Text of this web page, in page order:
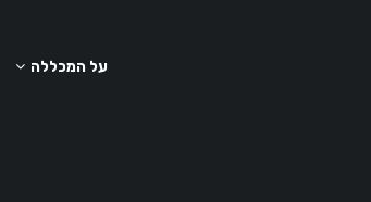
על המכללה